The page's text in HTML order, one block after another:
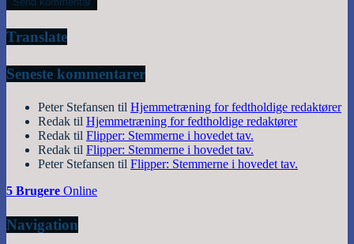
Translate
Seneste kommentarer
Peter Stefansen til Hjemmetræning for fedtholdige redaktører
Redak til Hjemmetræning for fedtholdige redaktører
Redak til Flipper: Stemmerne i hovedet tav.
Redak til Flipper: Stemmerne i hovedet tav.
Peter Stefansen til Flipper: Stemmerne i hovedet tav.
5 Brugere Online
Navigation